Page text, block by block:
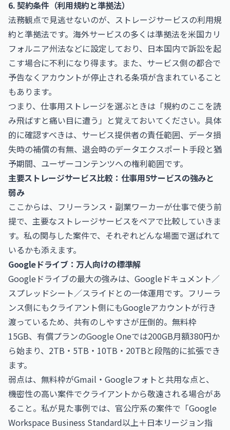
6. 契約条件（利用規約と準拠法）
法務観点で見逃せないのが、ストレージサービスの利用規
約と準拠法です。海外サービスの多くは準拠法を米国カリ
フォルニア州法などに設定しており、日本国内で訴訟を起
こす場合に不利になり得ます。また、サービス側の都合で
予告なくアカウントが停止される条項が含まれていること
もあります。
つまり、仕事用ストレージを選ぶときは「規約のここを読
み飛ばすと痛い目に遭う」と覚えておいてください。具体
的に確認すべきは、サービス提供者の責任範囲、データ損
失時の補償の有無、退会時のデータエクスポート手段と猶
予期間、ユーザーコンテンツへの権利範囲です。
主要ストレージサービス比較：仕事用5サービスの強みと
弱み
ここからは、フリーランス・副業ワーカーが仕事で使う前
提で、主要なストレージサービスをペアで比較していきま
す。私の関与した案件で、それぞれどんな場面で選ばれて
いるかも添えます。
Googleドライブ：万人向けの標準解
Googleドライブの最大の強みは、Googleドキュメント／
スプレッドシート／スライドとの一体運用です。フリーラ
ンス側にもクライアント側にもGoogleアカウントが行き
渡っているため、共有のしやすさが圧倒的。無料枠
15GB、有償プランのGoogle Oneでは200GB月額380円か
ら始まり、2TB・5TB・10TB・20TBと段階的に拡張でき
ます。
弱点は、無料枠がGmail・Googleフォトと共用な点と、
機密性の高い案件でクライアントから敬遠される場合があ
ること。私が見た事例では、官公庁系の案件で「Google
Workspace Business Standard以上＋日本リージョン指